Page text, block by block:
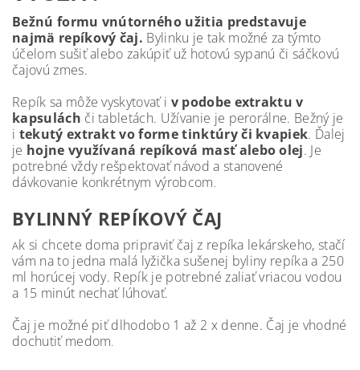
Bežnú formu vnútorného užitia predstavuje
najmä repíkový čaj. Bylinku je tak možné za týmto
účelom sušiť alebo zakúpiť už hotovú sypanú či sáčkovú
čajovú zmes.
Repík sa môže vyskytovať i v podobe extraktu v
kapsulách či tabletách. Užívanie je perorálne. Bežný je
i tekutý extrakt vo forme tinktúry či kvapiek. Ďalej
je hojne využívaná repíková masť alebo olej. Je
potrebné vždy rešpektovať návod a stanovené
dávkovanie konkrétnym výrobcom.
BYLINNÝ REPÍKOVÝ ČAJ
Ak si chcete doma pripraviť čaj z repíka lekárskeho, stačí
vám na to jedna malá lyžička sušenej byliny repíka a 250
ml horúcej vody. Repík je potrebné zaliať vriacou vodou
a 15 minút nechať lúhovať.
Čaj je možné piť dlhodobo 1 až 2 x denne. Čaj je vhodné
dochutiť medom.